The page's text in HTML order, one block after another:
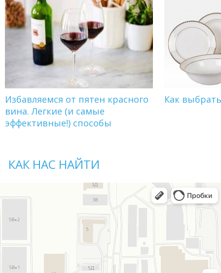
Избавляемся от пятен красного
вина. Легкие (и самые
эффективные!) способы
Как
КАК НАС НАЙТИ